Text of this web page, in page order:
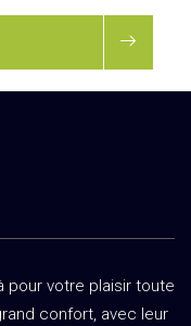
pour votre plaisir toute
confort, avec leur